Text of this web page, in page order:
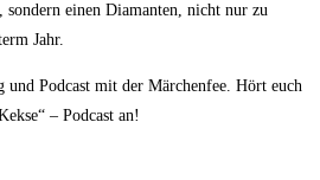
einen Diamanten, nicht nur zu
Jahr.
und Podcast mit der Märchenfee. Hört euch
– Podcast an!